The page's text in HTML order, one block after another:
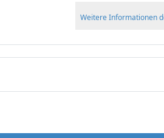
Weitere Informationen